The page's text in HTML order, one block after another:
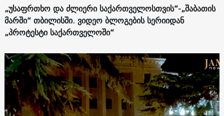
„უსაფრთხო და ძლიერი საქართველოსთვის“-„შაბათის
მარში“ თბილისში. ვიდეო ბლოგების სერიიდან
„პროტესტი საქართველოში“